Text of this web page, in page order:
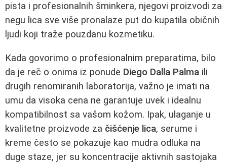
pista i profesionalnih šminkera, njegovi proizvodi za
negu lica sve više pronalaze put do kupatila običnih
ljudi koji traže pouzdanu kozmetiku.
Kada govorimo o profesionalnim preparatima, bilo
da je reč o onima iz ponude Diego Dalla Palma ili
drugih renomiranih laboratorija, važno je imati na
umu da visoka cena ne garantuje uvek i idealnu
kompatibilnost sa vašom kožom. Ipak, ulaganje u
kvalitetne proizvode za čišćenje lica, serume i
kreme često se pokazuje kao mudra odluka na
duge staze, jer su koncentracije aktivnih sastojaka